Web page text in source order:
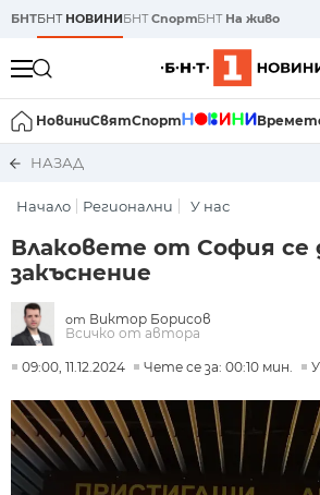
БНТБНТ НОВИНИБНТСпортБНТ На живо
НовиниСвятСпорт
НАЗАД
Начало Регионални У нас
Влаковете от София се
закъснение
от Виктор Борисов
Всичко от автора
09:00, 11.12.2024 Чете се за: 00:10 мин.